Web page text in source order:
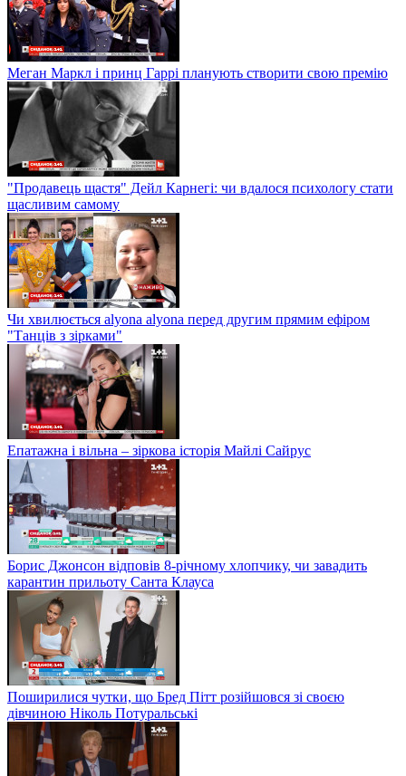
Меган Маркл і принц Гаррі планують створити свою премію
"Продавець щастя" Дейл Карнегі: чи вдалося психологу стати
щасливим самому
Чи хвилюється alyona alyona перед другим прямим ефіром
"Танців з зірками"
Епатажна і вільна – зіркова історія Майлі Сайрус
Борис Джонсон відповів 8-річному хлопчику, чи завадить
карантин прильоту Санта Клауса
Поширилися чутки, що Бред Пітт розійшовся зі своєю
дівчиною Ніколь Потуральські